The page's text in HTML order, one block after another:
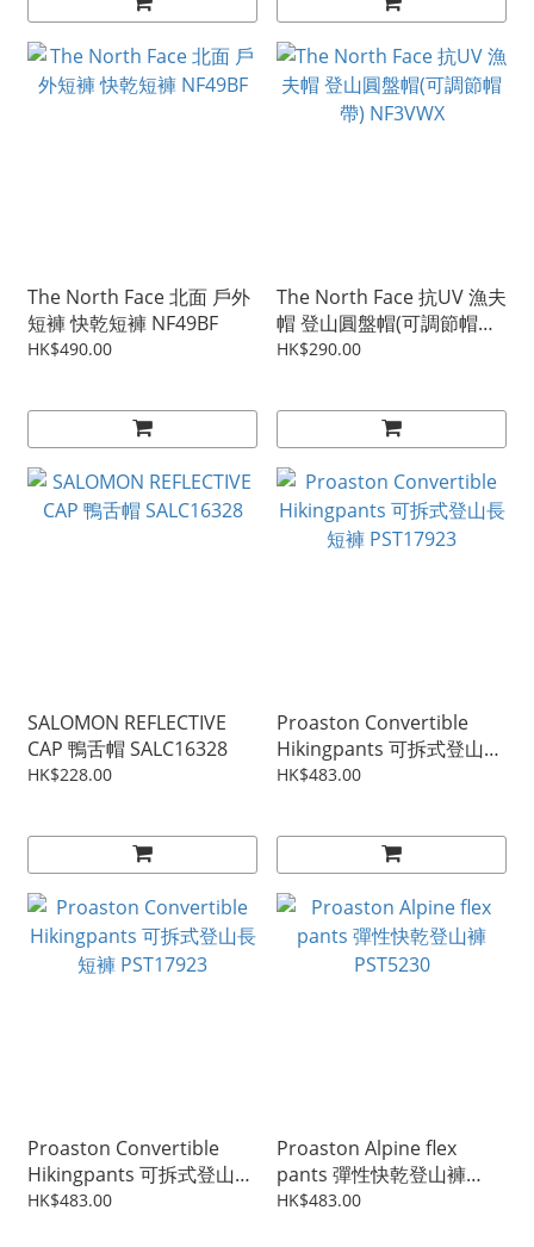
The North Face 北面 戶外
短褲 快乾短褲 NF49BF
HK$490.00
The North Face 抗UV 漁夫
帽 登山圓盤帽(可調節帽帶)
NF3VWX
HK$290.00
SALOMON REFLECTIVE
CAP 鴨舌帽 SALC16328
HK$228.00
Proaston Convertible
Hikingpants 可拆式登山長
短褲 PST17923
HK$483.00
Proaston Convertible
Hikingpants 可拆式登山長
短褲 PST17923
HK$483.00
Proaston Alpine flex
pants 彈性快乾登山褲
PST5230
HK$483.00